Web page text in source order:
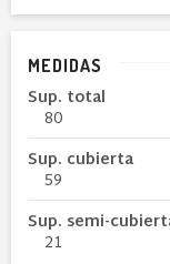
MEDIDAS
Sup. total
80
Sup. cubierta
59
Sup. semi-
21